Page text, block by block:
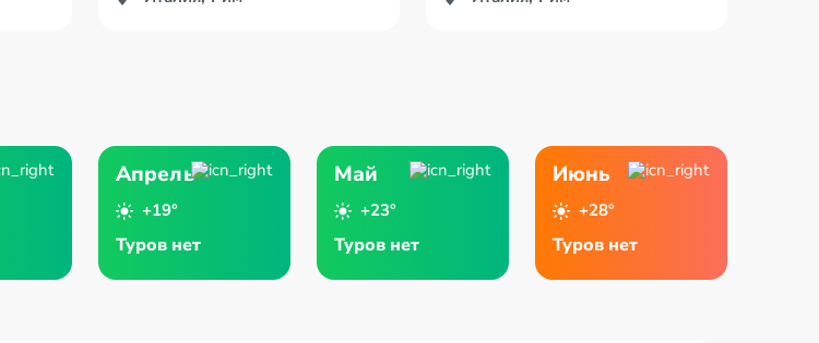
Апрель
+19°
Туров нет
Май
+23°
Туров нет
Июнь
+28°
Туров нет